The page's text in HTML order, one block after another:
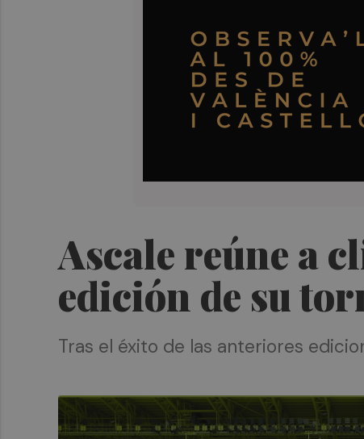
Ascale reúne a
edición de su
Tras el éxito de las anteriores